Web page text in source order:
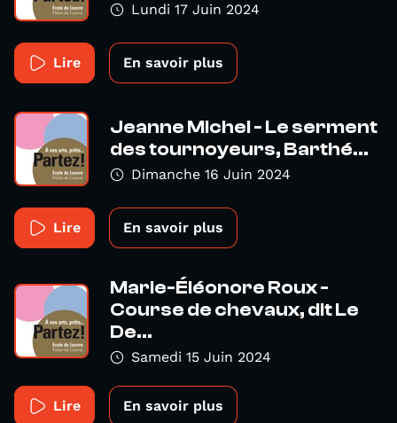
Lundi 17 Juin 2024
Lire En savoir plus
Jeanne Michel - Le serment
des tournoyeurs, Barthé...
Dimanche 16 Juin 2024
Lire En savoir plus
Marie-Éléonore Roux -
Course de chevaux, dit Le
De...
Samedi 15 Juin 2024
Lire En savoir plus